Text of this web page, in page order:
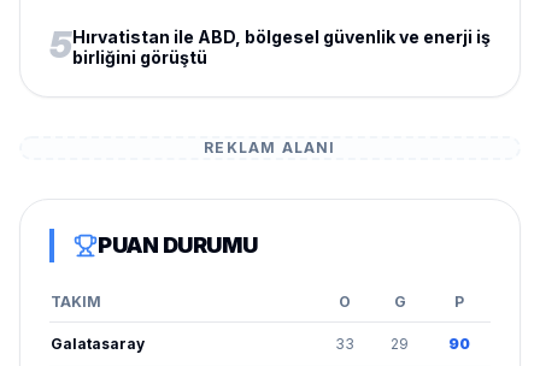
5Hırvatistan ile ABD, bölgesel güvenlik ve enerji iş
birliğini görüştü
REKLAM ALANI
PUAN DURUMU
TAKIM O G P
Galatasaray 33 29 90